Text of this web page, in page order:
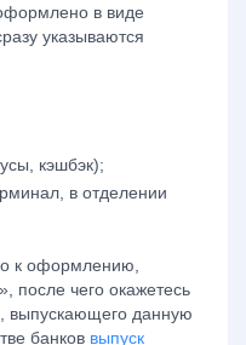
в виде
указываются
кэшбэк);
в отделении
к оформлению,
после чего окажетесь
выпускающего данную
банков выпуск